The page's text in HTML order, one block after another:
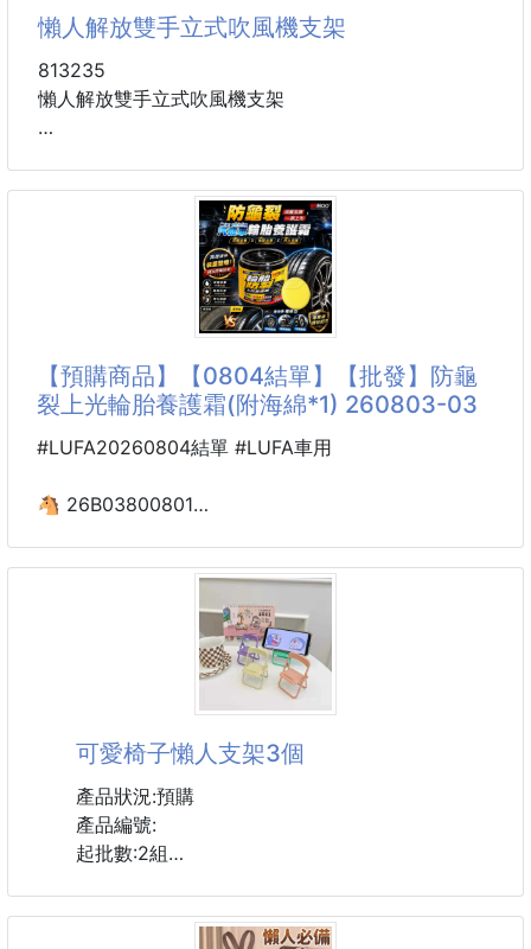
可隨意拉伸，適用多種通用機型
便捷繞線、整齊不凌亂
不使用時可將電線繞起收納，整齊不佔空間
懶人解放雙手立式吹風機支架
813235
懶人解放雙手立式吹風機支架
可調節鬆緊超方便基本適用於、市面上的政風機
尺寸：（可伸縮140cm）
30個一箱
【預購商品】【0804結單】【批發】防龜
裂上光輪胎養護霜(附海綿*1) 260803-03
#LUFA20260804結單 #LUFA車用
🐴 26B03800801
(附海綿*1) 260803-03
🔥🛞輪胎乾裂救星登場！
一擦直接升級新胎質感，效果真的超有感✨🚗🏍️
💥還在擔心輪胎乾裂、泛白、失去光澤嗎？
只要輕輕一抹，立即恢復深黑亮澤
打造猶如新輪胎般的高級質感😍
✅🛡️深層滋潤養護
深入滋養輪胎橡膠，改善乾燥老化
可愛椅子懶人支架3個
產品狀況:預購
產品編號:
起批數:2組
尺寸：約6.5cm*11cm